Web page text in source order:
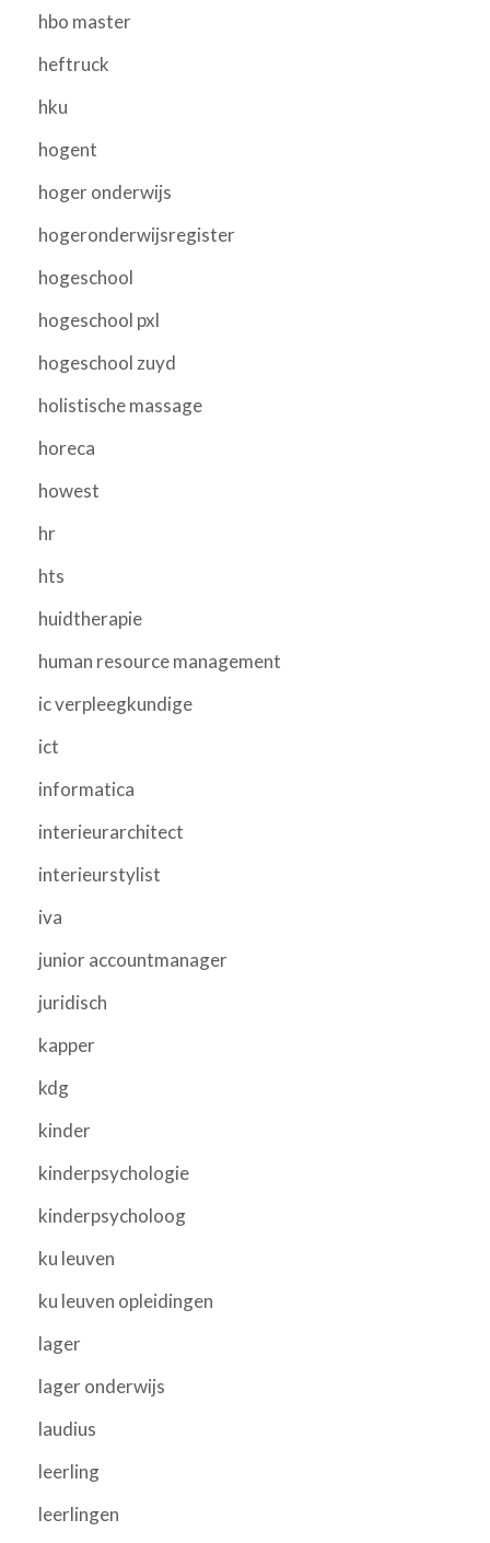
hbo master
heftruck
hku
hogent
hoger onderwijs
hogeronderwijsregister
hogeschool
hogeschool pxl
hogeschool zuyd
holistische massage
horeca
howest
hr
hts
huidtherapie
human resource management
ic verpleegkundige
ict
informatica
interieurarchitect
interieurstylist
iva
junior accountmanager
juridisch
kapper
kdg
kinder
kinderpsychologie
kinderpsycholoog
ku leuven
ku leuven opleidingen
lager
lager onderwijs
laudius
leerling
leerlingen